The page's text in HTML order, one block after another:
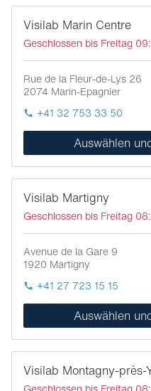
Visilab Marin Centre
Geschlossen bis Freitag
Rue de la Fleur-de-Lys 26
2074 Marin-Epagnier
+41 32 753 33 50
Auswählen
Visilab Martigny
Geschlossen bis Freitag
Avenue de la Gare 9
1920 Martigny
+41 27 723 15 15
Auswählen
Visilab Montagny-près-